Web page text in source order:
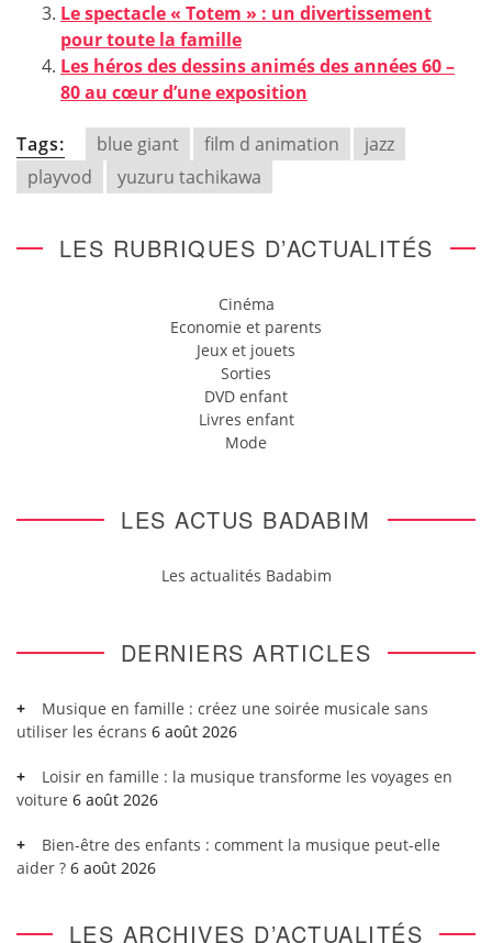
Le spectacle « Totem » : un divertissement
pour toute la famille
Les héros des dessins animés des années 60 –
80 au cœur d’une exposition
Tags: blue giant film d animation
jazz
playvod
yuzuru tachikawa
LES RUBRIQUES D’ACTUALITÉS
Cinéma
Economie et parents
Jeux et jouets
Sorties
DVD enfant
Livres enfant
Mode
LES ACTUS BADABIM
Les actualités Badabim
DERNIERS ARTICLES
Musique en famille : créez une soirée musicale sans
utiliser les écrans 6 août 2026
Loisir en famille : la musique transforme les voyages en
voiture 6 août 2026
Bien-être des enfants : comment la musique peut-elle
aider ? 6 août 2026
LES ARCHIVES D’ACTUALITÉS